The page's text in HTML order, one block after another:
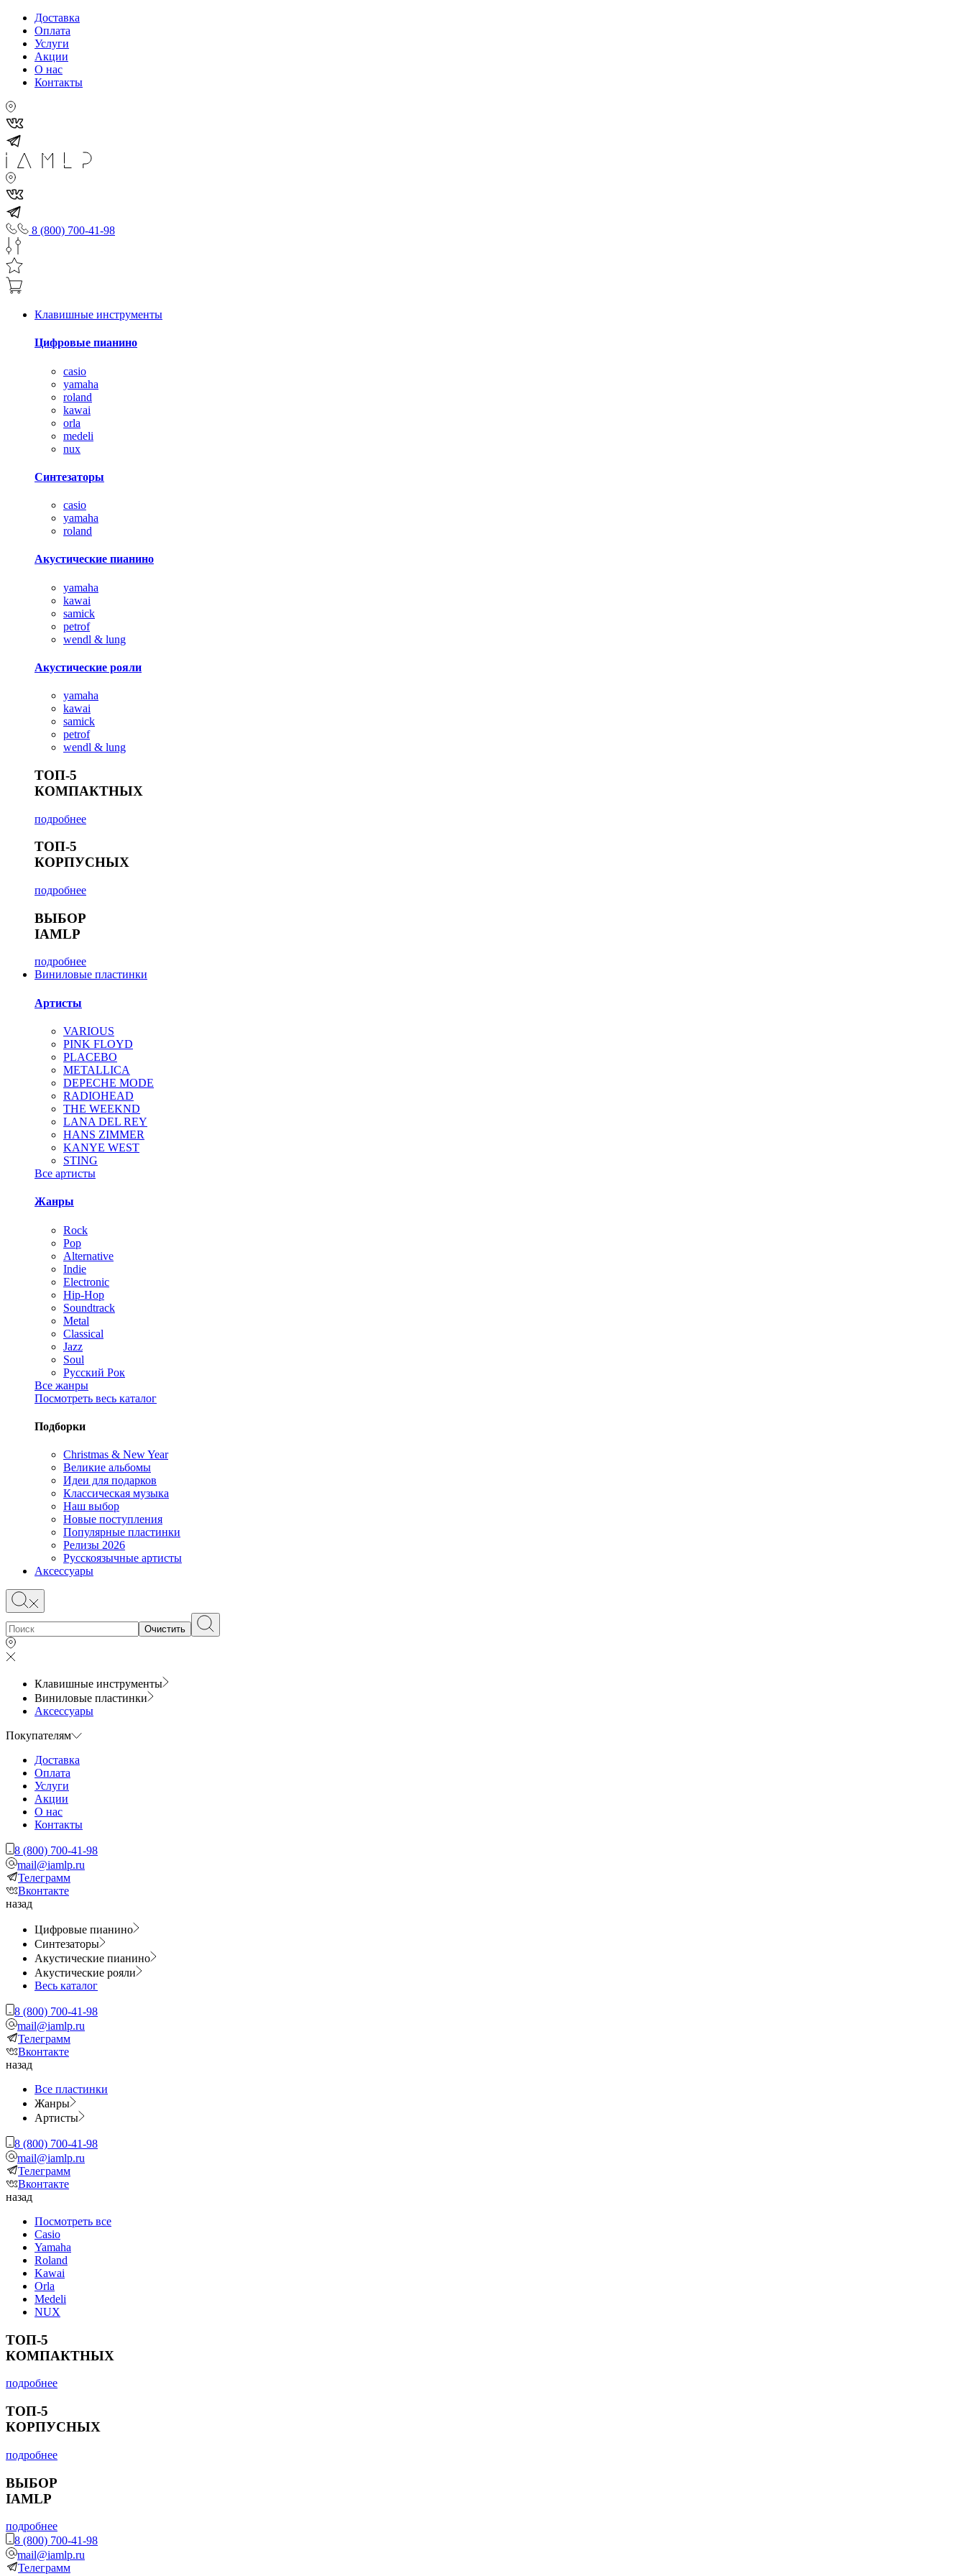
Доставка
Оплата
Услуги
Акции
О нас
Контакты
8 (800) 700-41-98
Клавишные инструменты
Цифровые пианино
casio
yamaha
roland
kawai
orla
medeli
nux
Синтезаторы
casio
yamaha
roland
Акустические пианино
yamaha
kawai
samick
petrof
wendl & lung
Акустические рояли
yamaha
kawai
samick
petrof
wendl & lung
ТОП-5
КОМПАКТНЫХ
подробнее
ТОП-5
КОРПУСНЫХ
подробнее
ВЫБОР
IAMLP
подробнее
Виниловые пластинки
Артисты
VARIOUS
PINK FLOYD
PLACEBO
METALLICA
DEPECHE MODE
RADIOHEAD
THE WEEKND
LANA DEL REY
HANS ZIMMER
KANYE WEST
STING
Все артисты
Жанры
Rock
Pop
Alternative
Indie
Electronic
Hip-Hop
Soundtrack
Metal
Classical
Jazz
Soul
Русский Рок
Все жанры
Посмотреть весь каталог
Подборки
Christmas & New Year
Великие альбомы
Идеи для подарков
Классическая музыка
Наш выбор
Новые поступления
Популярные пластинки
Релизы 2026
Русскоязычные артисты
Аксессуары
Очистить
Клавишные инструменты
Виниловые пластинки
Аксессуары
Покупателям
Доставка
Оплата
Услуги
Акции
О нас
Контакты
8 (800) 700-41-98
mail@iamlp.ru
Телеграмм
Вконтакте
назад
Цифровые пианино
Синтезаторы
Акустические пианино
Акустические рояли
Весь каталог
8 (800) 700-41-98
mail@iamlp.ru
Телеграмм
Вконтакте
назад
Все пластинки
Жанры
Артисты
8 (800) 700-41-98
mail@iamlp.ru
Телеграмм
Вконтакте
назад
Посмотреть все
Casio
Yamaha
Roland
Kawai
Orla
Medeli
NUX
ТОП-5
КОМПАКТНЫХ
подробнее
ТОП-5
КОРПУСНЫХ
подробнее
ВЫБОР
IAMLP
подробнее
8 (800) 700-41-98
mail@iamlp.ru
Телеграмм